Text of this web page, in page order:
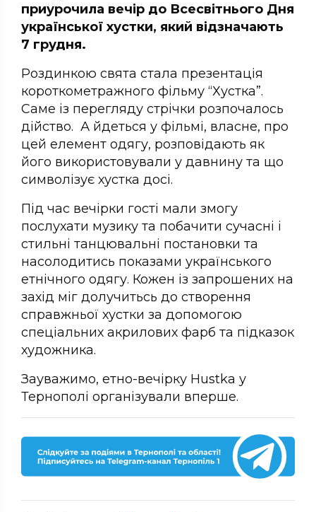
приурочила вечір до Всесвітнього Дня
української хустки, який відзначають
7 грудня.
Роздинкою свята стала презентація
короткометражного фільму “Хустка”.
Саме із перегляду стрічки розпочалось
дійство. А йдеться у фільмі, власне, про
цей елемент одягу, розповідають як
його використовували у давнину та що
символізує хустка досі.
Під час вечірки гості мали змогу
послухати музику та побачити сучасні і
стильні танцювальні постановки та
насолодитись показами українського
етнічного одягу. Кожен із запрошених на
захід міг долучитьсь до створення
справжньої хустки за допомогою
спеціальних акрилових фарб та підказок
художника.
Зауважимо, етно-вечірку Hustka у
Тернополі організували вперше.